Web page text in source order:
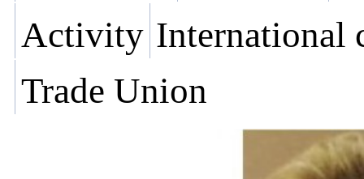
Activity International
Trade Union